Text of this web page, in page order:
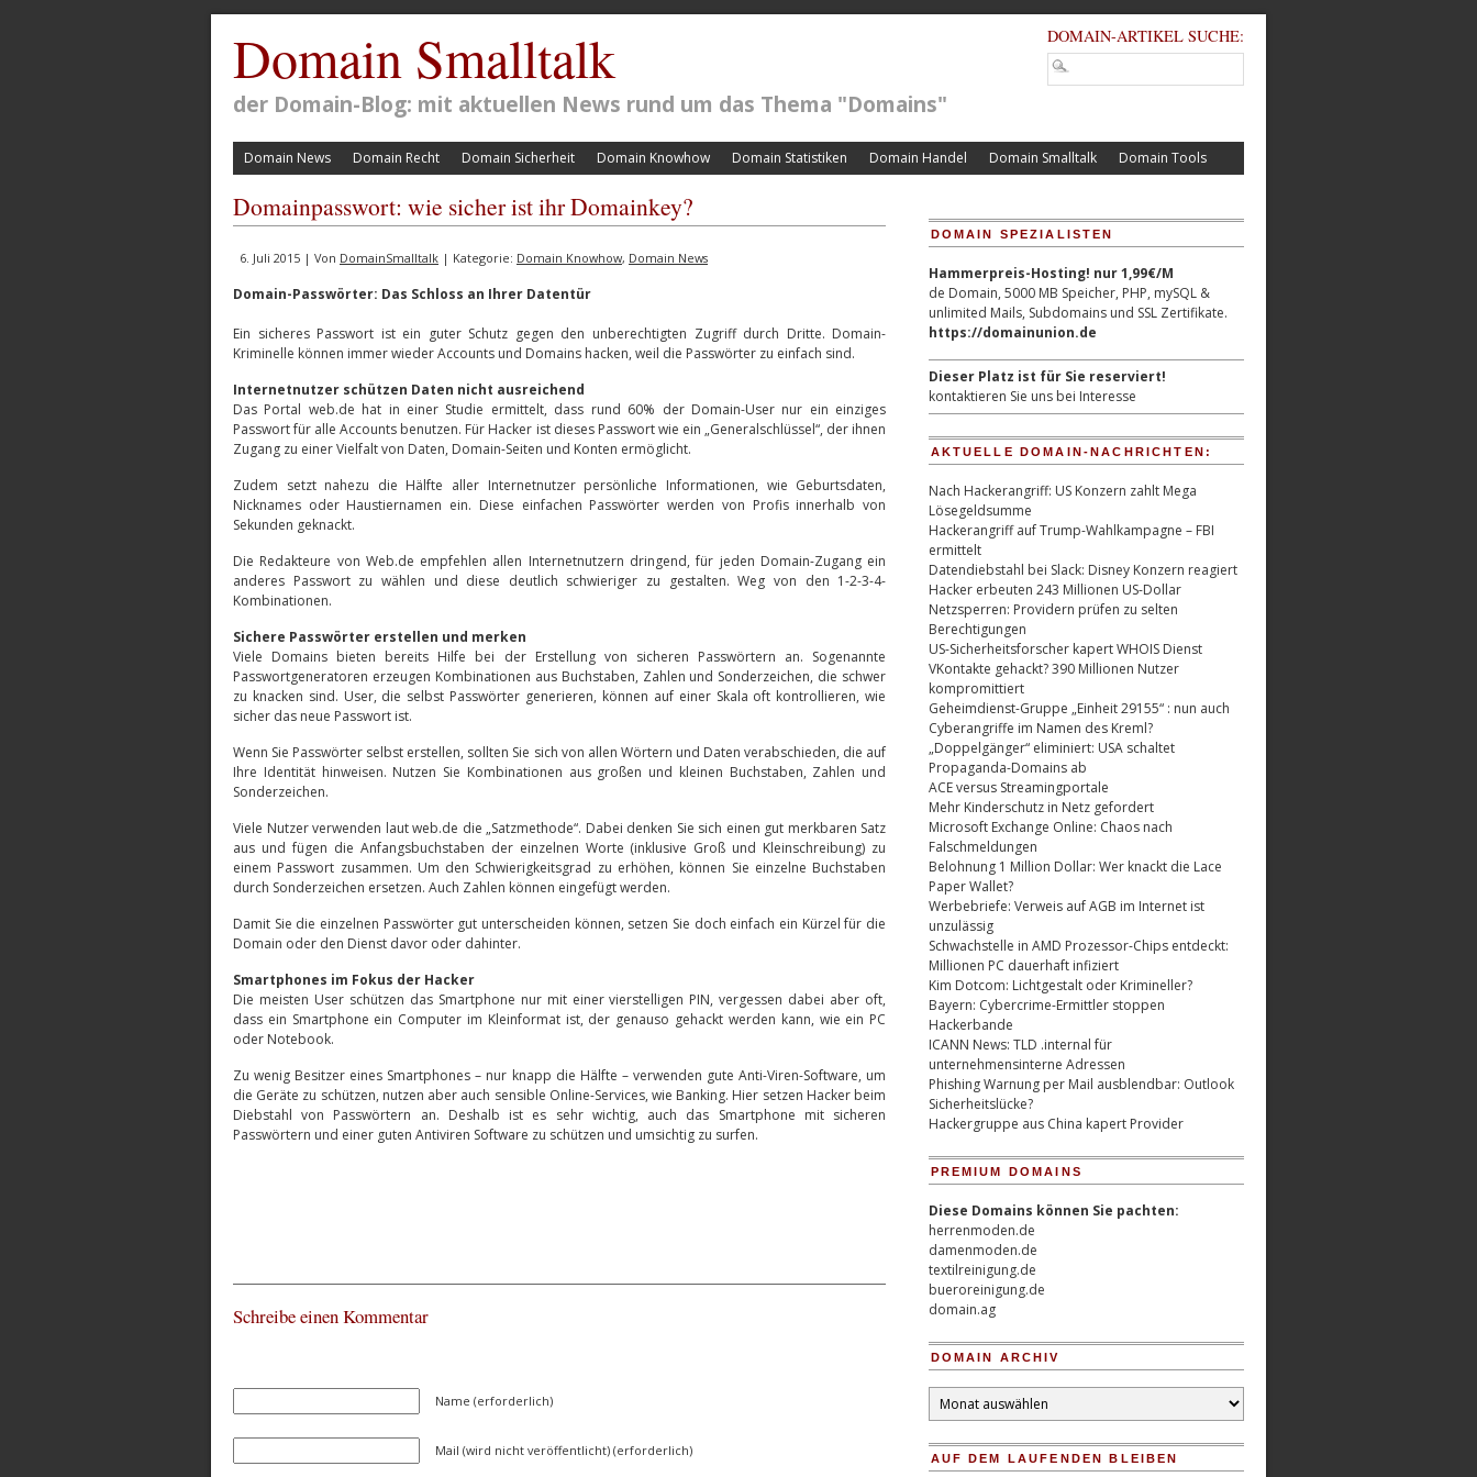
Domain Smalltalk
der Domain-Blog: mit aktuellen News rund um das Thema "Domains"
DOMAIN-ARTIKEL SUCHE:
Domain News Domain Recht Domain Sicherheit Domain Knowhow Domain Statistiken Domain Handel Domain Smalltalk Domain Tools
Domainpasswort: wie sicher ist ihr Domainkey?
6. Juli 2015 | Von DomainSmalltalk | Kategorie: Domain Knowhow, Domain News
Domain-Passwörter: Das Schloss an Ihrer Datentür
Ein sicheres Passwort ist ein guter Schutz gegen den unberechtigten Zugriff durch Dritte. Domain-
Kriminelle können immer wieder Accounts und Domains hacken, weil die Passwörter zu einfach sind.
Internetnutzer schützen Daten nicht ausreichend
Das Portal web.de hat in einer Studie ermittelt, dass rund 60% der Domain-User nur ein einziges
Passwort für alle Accounts benutzen. Für Hacker ist dieses Passwort wie ein „Generalschlüssel“, der ihnen
Zugang zu einer Vielfalt von Daten, Domain-Seiten und Konten ermöglicht.
Zudem setzt nahezu die Hälfte aller Internetnutzer persönliche Informationen, wie Geburtsdaten,
Nicknames oder Haustiernamen ein. Diese einfachen Passwörter werden von Profis innerhalb von
Sekunden geknackt.
Die Redakteure von Web.de empfehlen allen Internetnutzern dringend, für jeden Domain-Zugang ein
anderes Passwort zu wählen und diese deutlich schwieriger zu gestalten. Weg von den 1-2-3-4-
Kombinationen.
Sichere Passwörter erstellen und merken
Viele Domains bieten bereits Hilfe bei der Erstellung von sicheren Passwörtern an. Sogenannte
Passwortgeneratoren erzeugen Kombinationen aus Buchstaben, Zahlen und Sonderzeichen, die schwer
zu knacken sind. User, die selbst Passwörter generieren, können auf einer Skala oft kontrollieren, wie
sicher das neue Passwort ist.
Wenn Sie Passwörter selbst erstellen, sollten Sie sich von allen Wörtern und Daten verabschieden, die auf
Ihre Identität hinweisen. Nutzen Sie Kombinationen aus großen und kleinen Buchstaben, Zahlen und
Sonderzeichen.
Viele Nutzer verwenden laut web.de die „Satzmethode“. Dabei denken Sie sich einen gut merkbaren Satz
aus und fügen die Anfangsbuchstaben der einzelnen Worte (inklusive Groß und Kleinschreibung) zu
einem Passwort zusammen. Um den Schwierigkeitsgrad zu erhöhen, können Sie einzelne Buchstaben
durch Sonderzeichen ersetzen. Auch Zahlen können eingefügt werden.
Damit Sie die einzelnen Passwörter gut unterscheiden können, setzen Sie doch einfach ein Kürzel für die
Domain oder den Dienst davor oder dahinter.
Smartphones im Fokus der Hacker
Die meisten User schützen das Smartphone nur mit einer vierstelligen PIN, vergessen dabei aber oft,
dass ein Smartphone ein Computer im Kleinformat ist, der genauso gehackt werden kann, wie ein PC
oder Notebook.
Zu wenig Besitzer eines Smartphones – nur knapp die Hälfte – verwenden gute Anti-Viren-Software, um
die Geräte zu schützen, nutzen aber auch sensible Online-Services, wie Banking. Hier setzen Hacker beim
Diebstahl von Passwörtern an. Deshalb ist es sehr wichtig, auch das Smartphone mit sicheren
Passwörtern und einer guten Antiviren Software zu schützen und umsichtig zu surfen.
Schreibe einen Kommentar
Name (erforderlich)
Mail (wird nicht veröffentlicht) (erforderlich)
DOMAIN SPEZIALISTEN
Hammerpreis-Hosting! nur 1,99€/M
de Domain, 5000 MB Speicher, PHP, mySQL &
unlimited Mails, Subdomains und SSL Zertifikate.
https://domainunion.de
Dieser Platz ist für Sie reserviert!
kontaktieren Sie uns bei Interesse
AKTUELLE DOMAIN-NACHRICHTEN:
Nach Hackerangriff: US Konzern zahlt Mega
Lösegeldsumme
Hackerangriff auf Trump-Wahlkampagne – FBI
ermittelt
Datendiebstahl bei Slack: Disney Konzern reagiert
Hacker erbeuten 243 Millionen US-Dollar
Netzsperren: Providern prüfen zu selten
Berechtigungen
US-Sicherheitsforscher kapert WHOIS Dienst
VKontakte gehackt? 390 Millionen Nutzer
kompromittiert
Geheimdienst-Gruppe „Einheit 29155“ : nun auch
Cyberangriffe im Namen des Kreml?
„Doppelgänger“ eliminiert: USA schaltet
Propaganda-Domains ab
ACE versus Streamingportale
Mehr Kinderschutz in Netz gefordert
Microsoft Exchange Online: Chaos nach
Falschmeldungen
Belohnung 1 Million Dollar: Wer knackt die Lace
Paper Wallet?
Werbebriefe: Verweis auf AGB im Internet ist
unzulässig
Schwachstelle in AMD Prozessor-Chips entdeckt:
Millionen PC dauerhaft infiziert
Kim Dotcom: Lichtgestalt oder Krimineller?
Bayern: Cybercrime-Ermittler stoppen
Hackerbande
ICANN News: TLD .internal für
unternehmensinterne Adressen
Phishing Warnung per Mail ausblendbar: Outlook
Sicherheitslücke?
Hackergruppe aus China kapert Provider
PREMIUM DOMAINS
Diese Domains können Sie pachten:
herrenmoden.de
damenmoden.de
textilreinigung.de
bueroreinigung.de
domain.ag
DOMAIN ARCHIV
Domain
Archiv
AUF DEM LAUFENDEN BLEIBEN